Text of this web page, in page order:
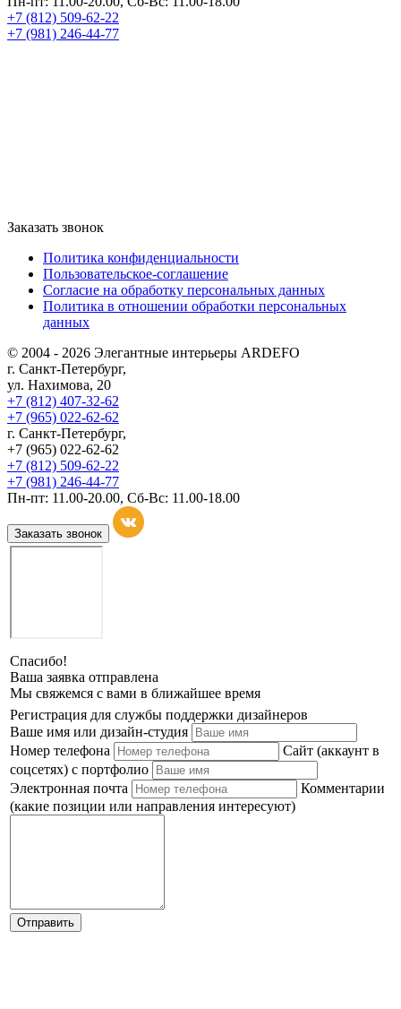
+7 (812) 509-62-22
+7 (981) 246-44-77
Заказать звонок
Политика конфиденциальности
Пользовательское-соглашение
Согласие на обработку персональных данных
Политика в отношении обработки персональных
данных
© 2004 - 2026 Элегантные интерьеры ARDEFO
г. Санкт-Петербург,
ул. Нахимова, 20
+7 (812) 407-32-62
+7 (965) 022-62-62
г. Санкт-Петербург,
+7 (965) 022-62-62
+7 (812) 509-62-22
+7 (981) 246-44-77
Пн-пт: 11.00-20.00, Сб-Вс: 11.00-18.00
Заказать звонок
Спасибо!
Ваша заявка отправлена
Мы свяжемся с вами в ближайшее время
Регистрация для службы поддержки дизайнеров
Ваше имя или дизайн-студия
Номер телефона
Сайт (аккаунт в
соцсетях) с портфолио
Электронная почта
Комментарии
(какие позиции или направления интересуют)
Отправить